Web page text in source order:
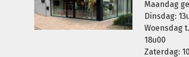
Maandag
Dinsdag:
Woensdag
18u00
Zaterdag: